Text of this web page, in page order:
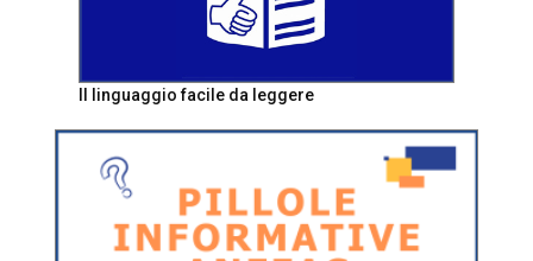
Il linguaggio facile da leggere